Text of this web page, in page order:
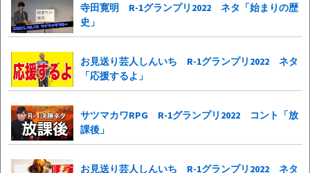
寺田寛明 R-1グランプリ2022 ネタ「始まりの歴
史」
お見送り芸人しんいち R-1グランプリ2022 ネタ
「応援するよ」
サツマカワRPG R-1グランプリ2022 コント「放
課後」
お見送り芸人しんいち R-1グランプリ2022 ネタ